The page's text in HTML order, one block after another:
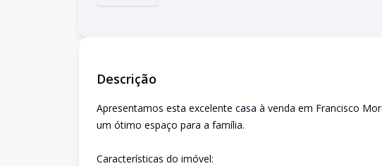
Descrição
Apresentamos esta excelente casa à venda em Francisco
um ótimo espaço para a família.
Características do imóvel: